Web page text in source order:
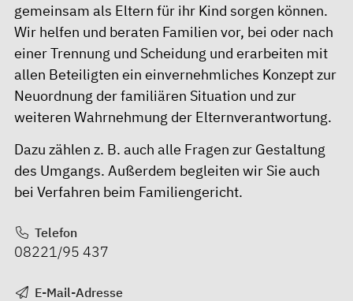
gemeinsam als Eltern für ihr Kind sorgen können.
Wir helfen und beraten Familien vor, bei oder nach
einer Trennung und Scheidung und erarbeiten mit
allen Beteiligten ein einvernehmliches Konzept zur
Neuordnung der familiären Situation und zur
weiteren Wahrnehmung der Elternverantwortung.
Dazu zählen z. B. auch alle Fragen zur Gestaltung
des Umgangs. Außerdem begleiten wir Sie auch
bei Verfahren beim Familiengericht.
Telefon
08221/95 437
E-Mail-Adresse